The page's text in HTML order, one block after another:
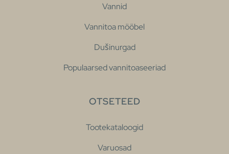
Vannid
Vannitoa mööbel
Dušinurgad
Populaarsed vannitoaseeriad
OTSETEED
Tootekataloogid
Varuosad